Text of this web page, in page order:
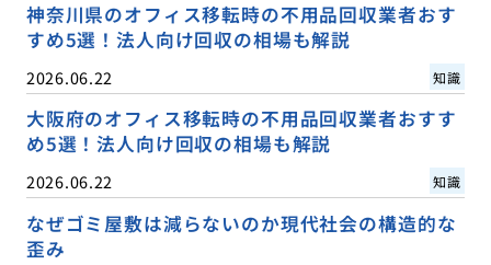
神奈川県のオフィス移転時の不用品回収業者おす
すめ5選！法人向け回収の相場も解説
2026.06.22 知識
大阪府のオフィス移転時の不用品回収業者おすす
め5選！法人向け回収の相場も解説
2026.06.22 知識
なぜゴミ屋敷は減らないのか現代社会の構造的な
歪み